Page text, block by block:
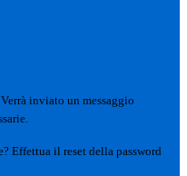
Verrà inviato un messaggio
Effettua il reset della password